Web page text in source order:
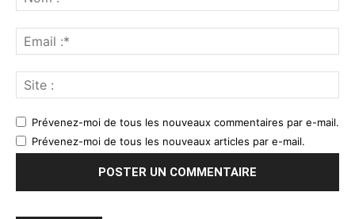
:*
:*
:
Prévenez-moi de tous les nouveaux commentaires par e-mail.
Prévenez-moi de tous les nouveaux articles par e-mail.